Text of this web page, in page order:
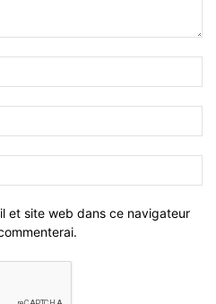
et site web dans ce navigateur